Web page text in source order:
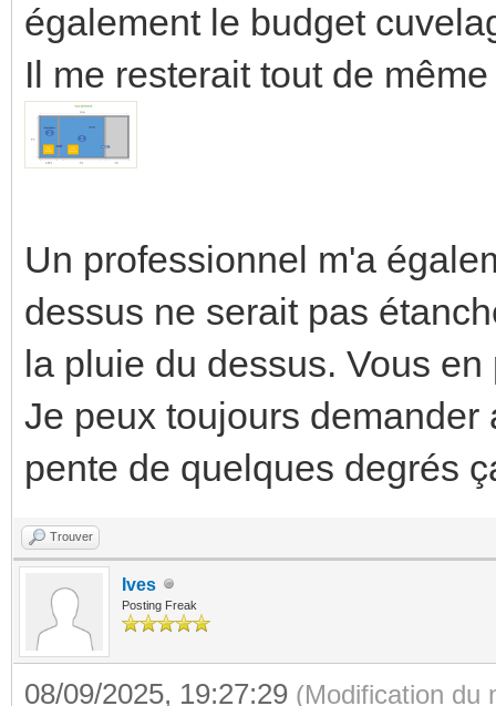
également le budget
Il me resterait tout de
Un professionnel m'a
dessus ne serait pas
la pluie du dessus. Vous
Je peux toujours
pente de quelques degrés
Trouver
Ives
Posting Freak
08/09/2025, 19:27:29 (Modification du